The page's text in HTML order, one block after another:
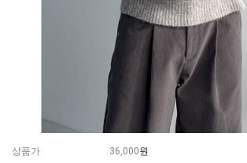
상품가 36,000원